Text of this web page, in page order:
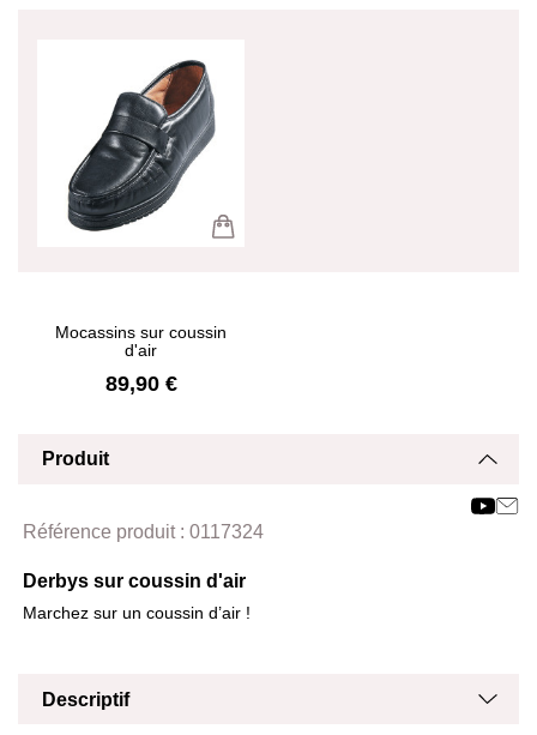
Mocassins sur coussin
d'air
89,90 €
Produit
Référence produit : 0117324
Derbys sur coussin d'air
Marchez sur un coussin d’air !
Descriptif